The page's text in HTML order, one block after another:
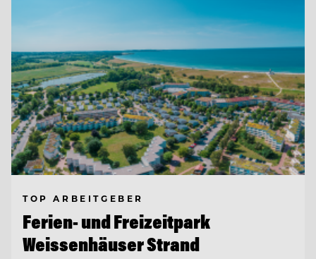
TOP ARBEITGEBER
Ferien- und Freizeitpark
Weissenhäuser Strand